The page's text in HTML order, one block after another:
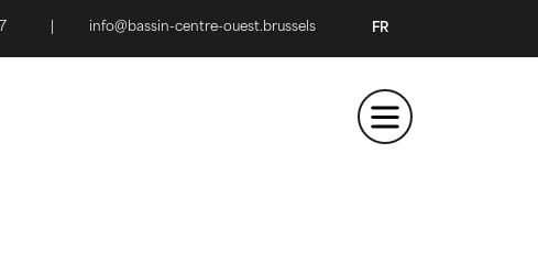
info@bassin-centre-ouest.brussels FR